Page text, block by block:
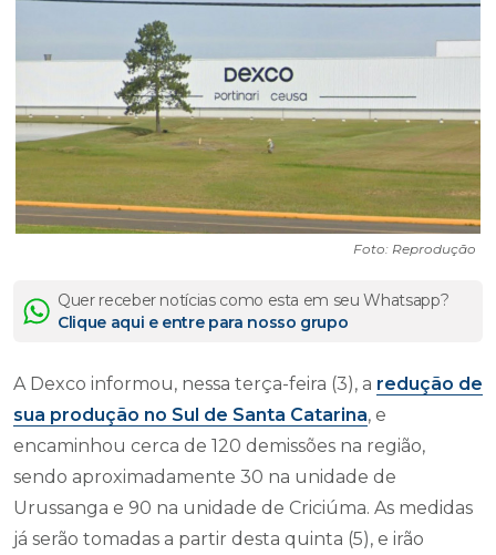
Foto: Reprodução
Quer receber notícias como esta em seu Whatsapp?
Clique aqui e entre para nosso grupo
A Dexco informou, nessa terça-feira (3), a redução de
sua produção no Sul de Santa Catarina, e
encaminhou cerca de 120 demissões na região,
sendo aproximadamente 30 na unidade de
Urussanga e 90 na unidade de Criciúma. As medidas
já serão tomadas a partir desta quinta (5), e irão